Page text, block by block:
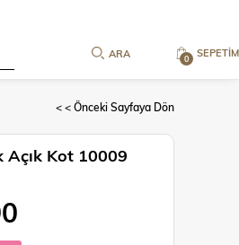
SEPETIM
0
< < Önceki Sayfaya Dön
Kot 10009